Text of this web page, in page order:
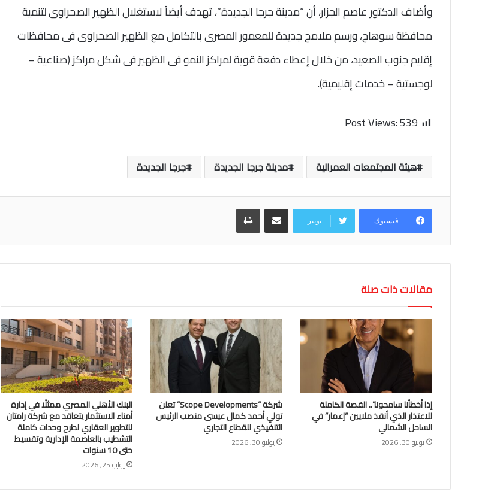
وأضاف الدكتور عاصم الجزار، أن “مدينة جرجا الجديدة”، تهدف أيضاً لاستغلال الظهير الصحراوى لتنمية
محافظة سوهاج، ورسم ملامح جديدة للمعمور المصرى بالتكامل مع الظهير الصحراوى فى محافظات
إقليم جنوب الصعيد، من خلال إعطاء دفعة قوية لمراكز النمو فى الظهير فى شكل مراكز (صناعية –
لوجستية – خدمات إقليمية).
Post Views:539
هيئة المجتمعات العمرانية مدينة جرجا الجديدة جرجا الجديدة
فيسبوك تويتر
مقالات ذات صلة
إذا أخطأنا سامحونا”.. القصة الكاملة
للاعتذار الذي أنقذ ملايين “إعمار” في
الساحل الشمالي
يوليو 30, 2026
شركة “Scope Developments” تعلن
تولي أحمد كمال عيسى منصب الرئيس
التنفيذي للقطاع التجاري
يوليو 30, 2026
البنك الأهلي المصري ممثلًا في إدارة
أمناء الاستثمار يتعاقد مع شركة رامتان
للتطوير العقاري لطرح وحدات كاملة
التشطيب بالعاصمة الإدارية وتقسيط
حتى 10 سنوات
يوليو 25, 2026